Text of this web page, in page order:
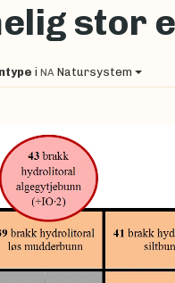
stor
i NA Natursystem